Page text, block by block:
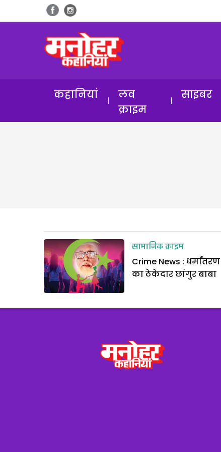
कहानियां
लव
क्राइम
साइबर
सामाजिक क्राइम
Crime News : धर्मांतरण
का ठेकेदार छांगुर बाबा